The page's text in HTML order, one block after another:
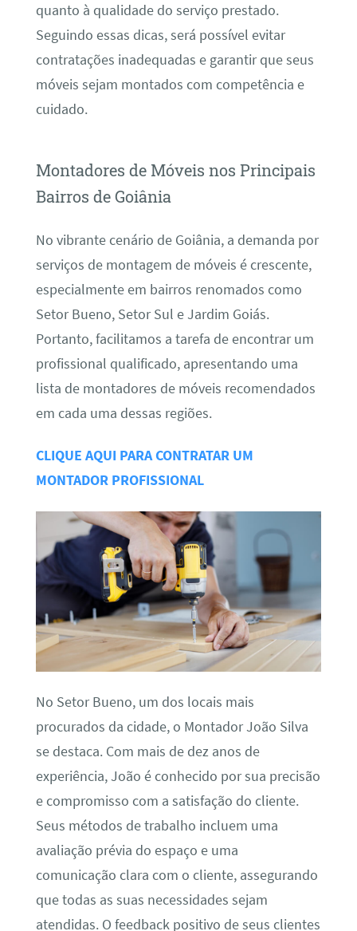
quanto à qualidade do serviço prestado.
Seguindo essas dicas, será possível evitar
contratações inadequadas e garantir que seus
móveis sejam montados com competência e
cuidado.
Montadores de Móveis nos Principais
Bairros de Goiânia
No vibrante cenário de Goiânia, a demanda por
serviços de montagem de móveis é crescente,
especialmente em bairros renomados como
Setor Bueno, Setor Sul e Jardim Goiás.
Portanto, facilitamos a tarefa de encontrar um
profissional qualificado, apresentando uma
lista de montadores de móveis recomendados
em cada uma dessas regiões.
CLIQUE AQUI PARA CONTRATAR UM
MONTADOR PROFISSIONAL
No Setor Bueno, um dos locais mais
procurados da cidade, o Montador João Silva
se destaca. Com mais de dez anos de
experiência, João é conhecido por sua precisão
e compromisso com a satisfação do cliente.
Seus métodos de trabalho incluem uma
avaliação prévia do espaço e uma
comunicação clara com o cliente, assegurando
que todas as suas necessidades sejam
atendidas. O feedback positivo de seus clientes